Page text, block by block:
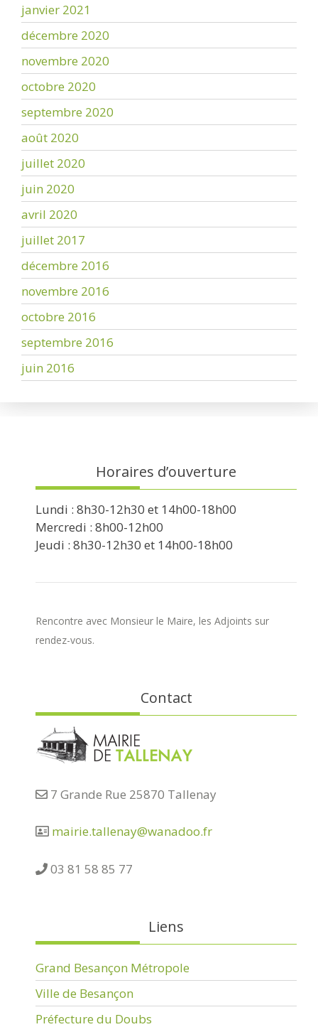
janvier 2021
décembre 2020
novembre 2020
octobre 2020
septembre 2020
août 2020
juillet 2020
juin 2020
avril 2020
juillet 2017
décembre 2016
novembre 2016
octobre 2016
septembre 2016
juin 2016
Horaires d’ouverture
Lundi : 8h30-12h30 et 14h00-18h00
Mercredi : 8h00-12h00
Jeudi : 8h30-12h30 et 14h00-18h00
Rencontre avec Monsieur le Maire, les Adjoints sur
rendez-vous.
Contact
7 Grande Rue 25870 Tallenay
mairie.tallenay@wanadoo.fr
03 81 58 85 77
Liens
Grand Besançon Métropole
Ville de Besançon
Préfecture du Doubs